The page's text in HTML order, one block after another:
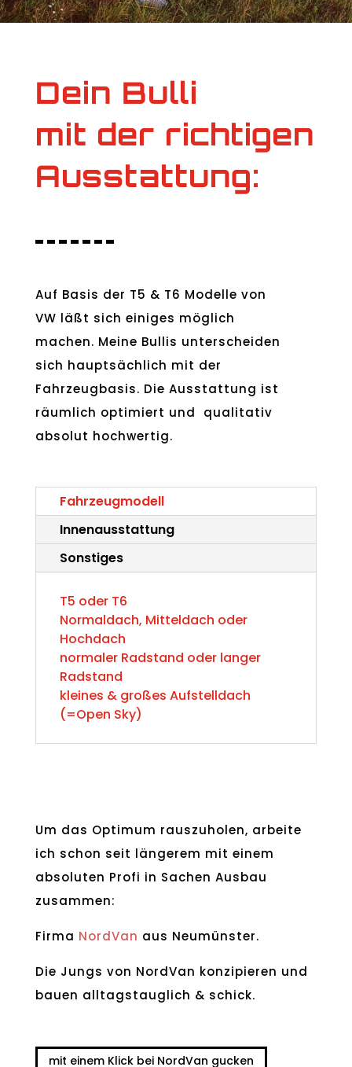
Dein Bulli
mit der richtigen
Ausstattung:
Auf Basis der T5 & T6 Modelle von
VW läßt sich einiges möglich
machen. Meine Bullis unterscheiden
sich hauptsächlich mit der
Fahrzeugbasis. Die Ausstattung ist
räumlich optimiert und qualitativ
absolut hochwertig.
Fahrzeugmodell
Innenausstattung
Sonstiges
T5 oder T6
Normaldach, Mitteldach oder
Hochdach
normaler Radstand oder langer
Radstand
kleines & großes Aufstelldach
(=Open Sky)
Um das Optimum rauszuholen, arbeite
ich schon seit längerem mit einem
absoluten Profi in Sachen Ausbau
zusammen:
Firma NordVan aus Neumünster.
Die Jungs von NordVan konzipieren und
bauen alltagstauglich & schick.
mit einem Klick bei NordVan gucken